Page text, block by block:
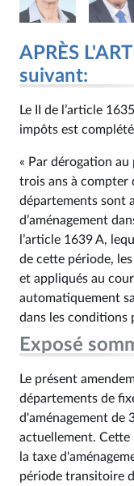
APRÈS
suivant:
Le II de l’article 1635
impôts est
« Par dérogation
trois ans à compter
départements sont
d’aménagement
l’article 1639 A,
de cette période,
et appliqués au
automatiquement
dans les conditions
Exposé
Le présent
départements de
d'aménagement de
actuellement. Cette
la taxe
période transitoire